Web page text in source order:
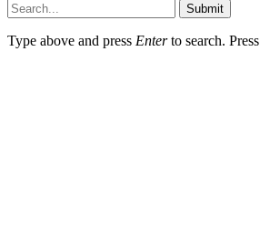
Submit
Type above and press Enterto search. Press